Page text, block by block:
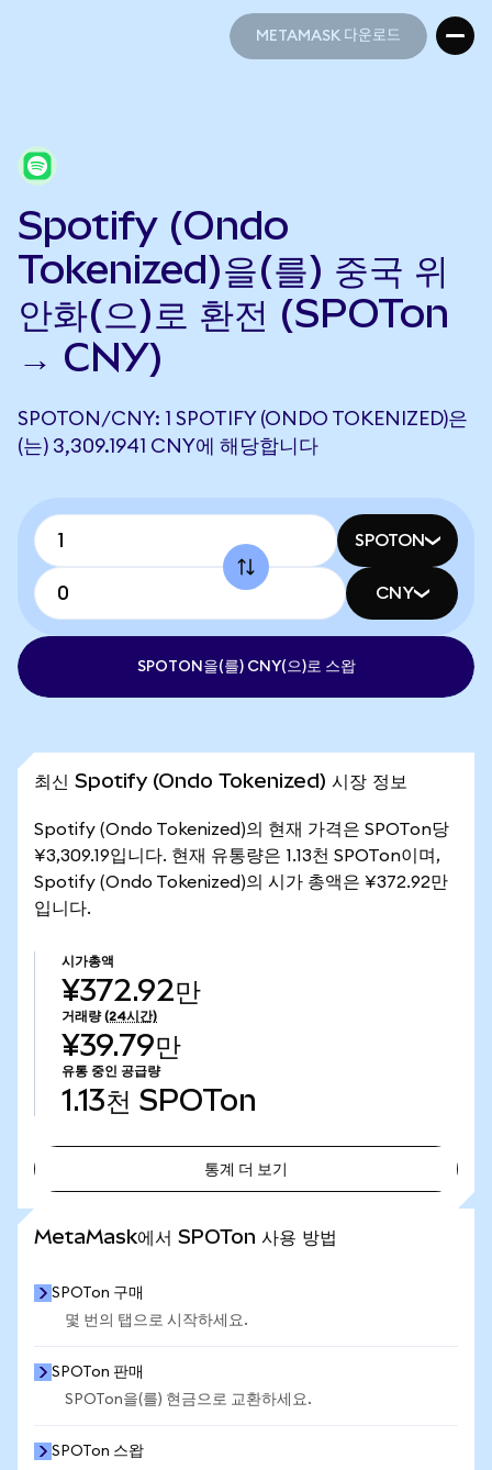
METAMASK 다운로드
Spotify (Ondo
Tokenized)을(를) 중국 위
안화(으)로 환전 (SPOTon
→ CNY)
SPOTON/CNY: 1 SPOTIFY (ONDO TOKENIZED)은
(는) 3,309.1941 CNY에 해당합니다
SPOTON
CNY
SPOTON을(를) CNY(으)로 스왑
최신 Spotify (Ondo Tokenized) 시장 정보
Spotify (Ondo Tokenized)의 현재 가격은 SPOTon당
¥3,309.19입니다. 현재 유통량은 1.13천 SPOTon이며,
Spotify (Ondo Tokenized)의 시가 총액은 ¥372.92만
입니다.
시가총액
¥372.92만
거래량 (24시간)
¥39.79만
유통 중인 공급량
1.13천 SPOTon
통계 더 보기
MetaMask에서 SPOTon 사용 방법
SPOTon 구매
몇 번의 탭으로 시작하세요.
SPOTon 판매
SPOTon을(를) 현금으로 교환하세요.
SPOTon 스왑